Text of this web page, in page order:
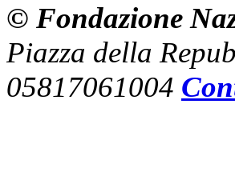
© Fondazione
Piazza della
05817061004